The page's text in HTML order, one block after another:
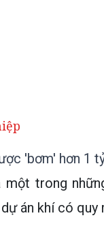
'bơm' hơn 1
trong
án khí có